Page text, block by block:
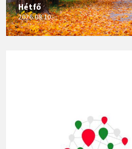
Hétfő
2026.08.10.